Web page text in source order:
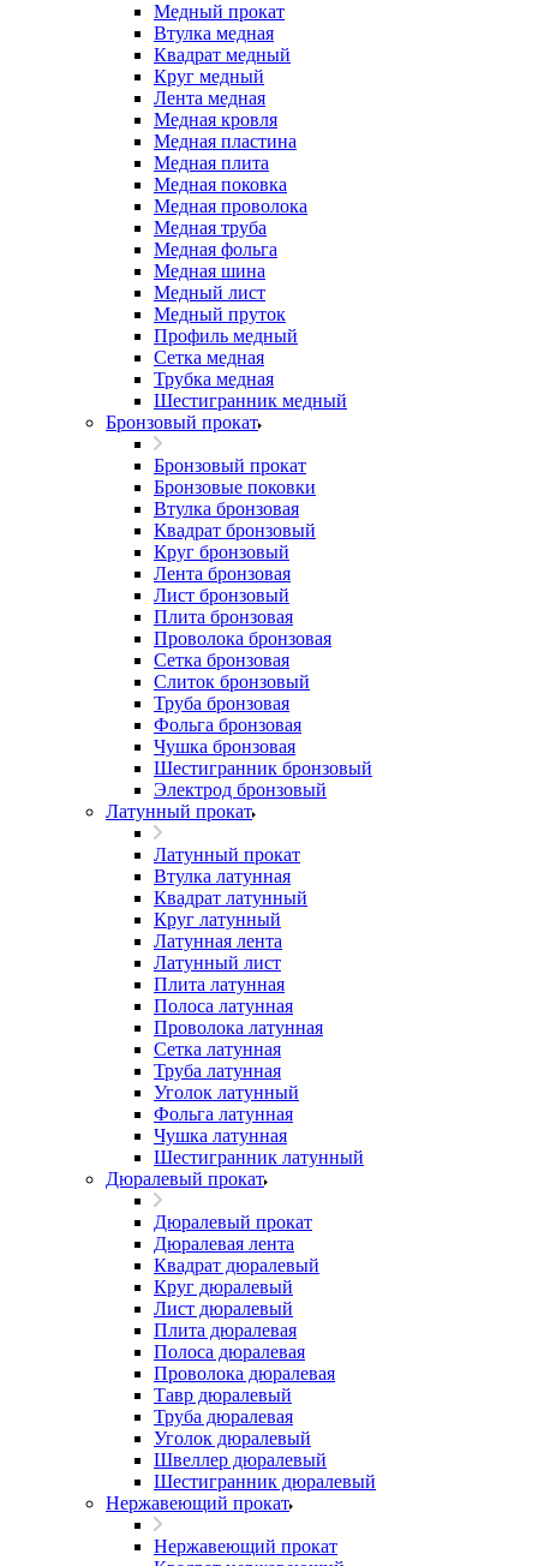
Медный прокат
Втулка медная
Квадрат медный
Круг медный
Лента медная
Медная кровля
Медная пластина
Медная плита
Медная поковка
Медная проволока
Медная труба
Медная фольга
Медная шина
Медный лист
Медный пруток
Профиль медный
Сетка медная
Трубка медная
Шестигранник медный
Бронзовый прокат
Бронзовый прокат
Бронзовые поковки
Втулка бронзовая
Квадрат бронзовый
Круг бронзовый
Лента бронзовая
Лист бронзовый
Плита бронзовая
Проволока бронзовая
Сетка бронзовая
Слиток бронзовый
Труба бронзовая
Фольга бронзовая
Чушка бронзовая
Шестигранник бронзовый
Электрод бронзовый
Латунный прокат
Латунный прокат
Втулка латунная
Квадрат латунный
Круг латунный
Латунная лента
Латунный лист
Плита латунная
Полоса латунная
Проволока латунная
Сетка латунная
Труба латунная
Уголок латунный
Фольга латунная
Чушка латунная
Шестигранник латунный
Дюралевый прокат
Дюралевый прокат
Дюралевая лента
Квадрат дюралевый
Круг дюралевый
Лист дюралевый
Плита дюралевая
Полоса дюралевая
Проволока дюралевая
Тавр дюралевый
Труба дюралевая
Уголок дюралевый
Швеллер дюралевый
Шестигранник дюралевый
Нержавеющий прокат
Нержавеющий прокат